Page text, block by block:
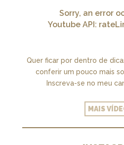
Sorry, an error
Youtube API:
Quer ficar por dentro de
conferir um pouco mais
Inscreva-se no meu
MAIS